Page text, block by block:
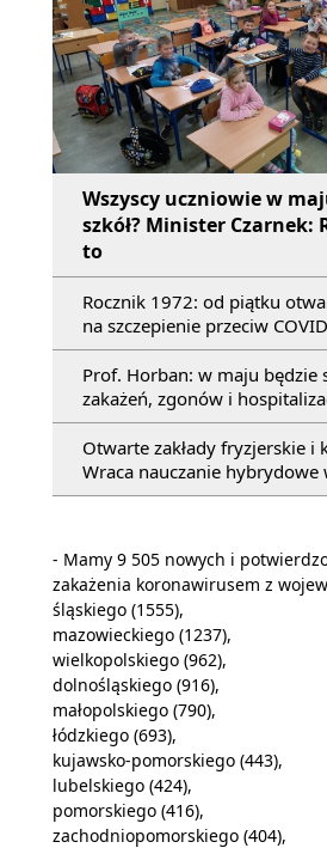
Wszyscy uczniowie w
szkół? Minister Czarnek:
to
Rocznik 1972: od piątku
na szczepienie przeciw
Prof. Horban: w maju będzie
zakażeń, zgonów i
Otwarte zakłady fryzjerskie i
Wraca nauczanie hybrydowe
- Mamy 9 505 nowych i
zakażenia koronawirusem z
śląskiego (1555),
mazowieckiego (1237),
wielkopolskiego (962),
dolnośląskiego (916),
małopolskiego (790),
łódzkiego (693),
kujawsko-pomorskiego (443),
lubelskiego (424),
pomorskiego (416),
zachodniopomorskiego (404),